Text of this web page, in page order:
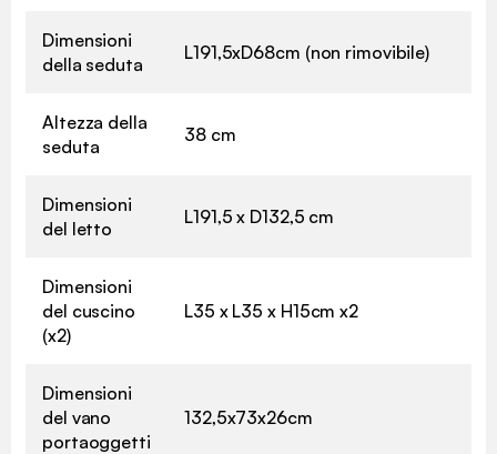
Dimensioni
della seduta
L191,5xD68cm (non rimovibile)
Altezza della
seduta
38 cm
Dimensioni
del letto
L191,5 x D132,5 cm
Dimensioni
del cuscino
(x2)
L35 x L35 x H15cm x2
Dimensioni
del vano
portaoggetti
132,5x73x26cm